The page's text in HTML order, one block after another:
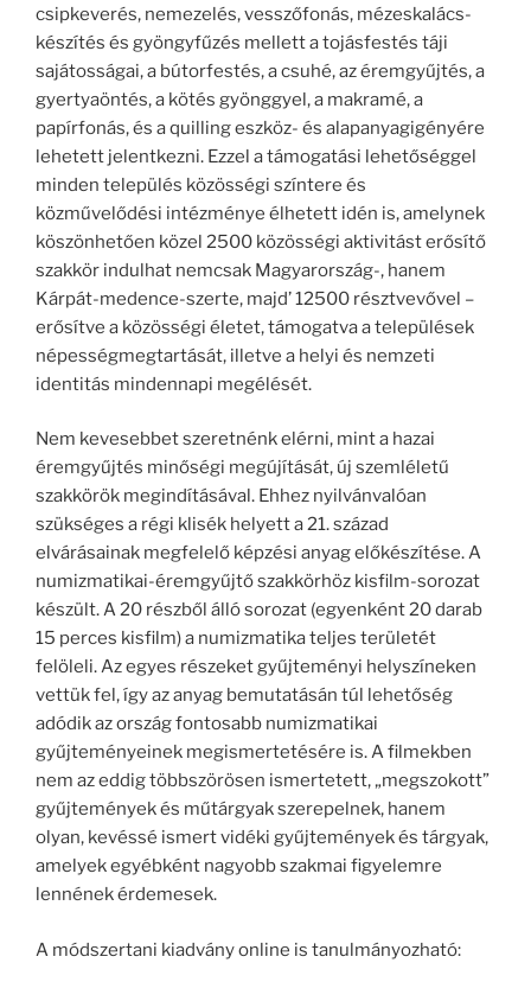
csipkeverés, nemezelés, vesszőfonás, mézeskalács-
készítés és gyöngyfűzés mellett a tojásfestés táji
sajátosságai, a bútorfestés, a csuhé, az éremgyűjtés, a
gyertyaöntés, a kötés gyönggyel, a makramé, a
papírfonás, és a quilling eszköz- és alapanyagigényére
lehetett jelentkezni. Ezzel a támogatási lehetőséggel
minden település közösségi színtere és
közművelődési intézménye élhetett idén is, amelynek
köszönhetően közel 2500 közösségi aktivitást erősítő
szakkör indulhat nemcsak Magyarország-, hanem
Kárpát-medence-szerte, majd’ 12500 résztvevővel –
erősítve a közösségi életet, támogatva a települések
népességmegtartását, illetve a helyi és nemzeti
identitás mindennapi megélését.
Nem kevesebbet szeretnénk elérni, mint a hazai
éremgyűjtés minőségi megújítását, új szemléletű
szakkörök megindításával. Ehhez nyilvánvalóan
szükséges a régi klisék helyett a 21. század
elvárásainak megfelelő képzési anyag előkészítése. A
numizmatikai-éremgyűjtő szakkörhöz kisfilm-sorozat
készült. A 20 részből álló sorozat (egyenként 20 darab
15 perces kisfilm) a numizmatika teljes területét
felöleli. Az egyes részeket gyűjteményi helyszíneken
vettük fel, így az anyag bemutatásán túl lehetőség
adódik az ország fontosabb numizmatikai
gyűjteményeinek megismertetésére is. A filmekben
nem az eddig többszörösen ismertetett, „megszokott”
gyűjtemények és műtárgyak szerepelnek, hanem
olyan, kevéssé ismert vidéki gyűjtemények és tárgyak,
amelyek egyébként nagyobb szakmai figyelemre
lennének érdemesek.
A módszertani kiadvány online is tanulmányozható: